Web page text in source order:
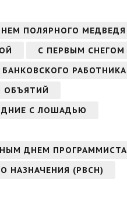
ПОЛЯРНОГО МЕДВЕДЯ
С ПЕРВЫМ СНЕГОМ
РАБОТНИКА
ОБЪЯТИЙ
С ЛОШАДЬЮ
ДНЕМ ПРОГРАММИСТА
НАЗНАЧЕНИЯ (РВСН)